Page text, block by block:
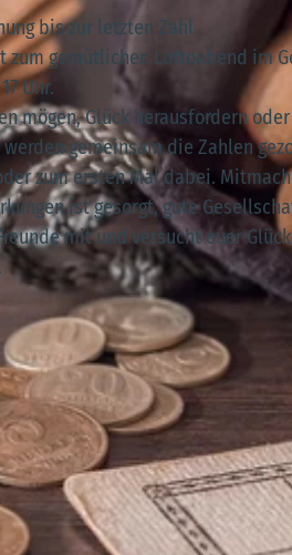
bis zur letzten Zahl
zum gemütlichen Lottoabend im
Uhr.
mögen, Glück herausfordern
gemeinsam die Zahlen
zum ersten Mal dabei.
ist gesorgt, gute
mit und versucht euer